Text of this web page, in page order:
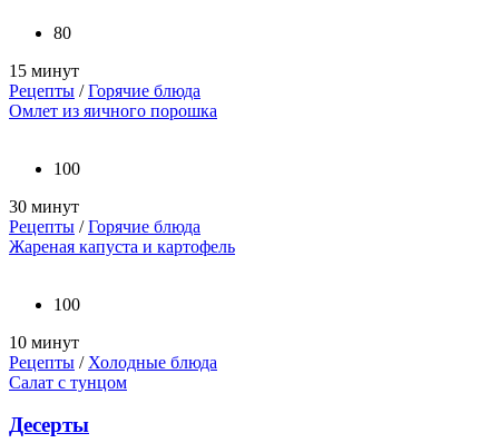
80
15 минут
Рецепты /Горячие блюда
Омлет из яичного порошка
100
30 минут
Рецепты /Горячие блюда
Жареная капуста и картофель
100
10 минут
Рецепты / Холодные блюда
Салат с тунцом
Десерты